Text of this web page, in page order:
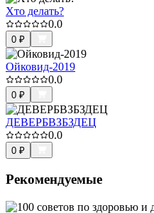
Хто делать?
0.0
0 ₽
Ойковид-2019
0.0
0 ₽
ДЕВЕРБВЗБЗДЕЦ
0.0
0 ₽
Рекомендуемые